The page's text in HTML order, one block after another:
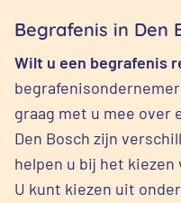
Begrafenis in Den
Wilt u een begrafenis
graag met u mee over
Den Bosch zijn
helpen u bij het
U kunt kiezen uit